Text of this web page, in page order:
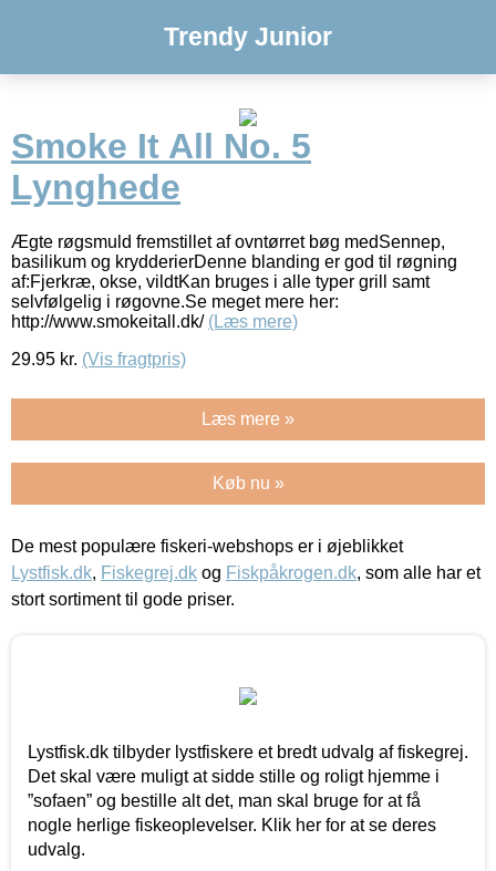
Trendy Junior
Smoke It All No. 5
Lynghede
Ægte røgsmuld fremstillet af ovntørret bøg medSennep,
basilikum og krydderierDenne blanding er god til røgning
af:Fjerkræ, okse, vildtKan bruges i alle typer grill samt
selvfølgelig i røgovne.Se meget mere her:
http://www.smokeitall.dk/ (Læs mere)
29.95 kr. (Vis fragtpris)
Læs mere »
Køb nu »
De mest populære fiskeri-webshops er i øjeblikket
Lystfisk.dk, Fiskegrej.dk og Fiskpåkrogen.dk, som alle har et
stort sortiment til gode priser.
Lystfisk.dk tilbyder lystfiskere et bredt udvalg af fiskegrej.
Det skal være muligt at sidde stille og roligt hjemme i
”sofaen” og bestille alt det, man skal bruge for at få
nogle herlige fiskeoplevelser. Klik her for at se deres
udvalg.